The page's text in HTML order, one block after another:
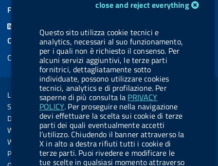
cookie management moduleclose and reject everything
Questo sito utilizza cookie tecnici e
analytics, necessari al suo funzionamento,
per i quali non è richiesto il consenso. Per
alcuni servizi aggiuntivi, le terze parti
fornitrici, dettagliatamente sotto
individuate, possono utilizzare cookies
tecnici, analytics e di profilazione. Per
saperne di più consulta la PRIVACY
POLICY. Per proseguire nella navigazione
devi effettuare la scelta sui cookie di terze
parti dei quali eventualmente accetti
l’utilizzo. Chiudendo il banner attraverso la
X in alto a destra rifiuti tutti i cookie di
terze parti. Puoi rivedere e modificare le
tue scelte in qualsiasi momento attraverso
e
l
.
b
u
t
t
o
n
.
e
s
k
y
t
u
b
e
k
e
d
i
n
FEED RSS
COOKIES
Cookie management
Sezione Link Utili
Legal notice
Social Media Policy
Dichiarazione di accessibilità
Web accessibility
Website statistics
Privacy